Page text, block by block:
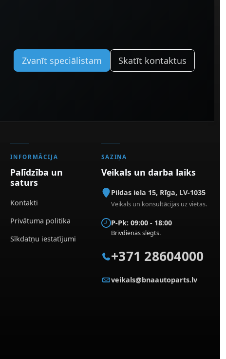
Zvanīt speciālistam Skatīt kontaktus
INFORMĀCIJA
Palīdzība un
saturs
Kontakti
Privātuma politika
Sīkdatņu iestatījumi
SAZIŅA
Veikals un darba laiks
Pildas iela 15, Rīga, LV-1035
Veikals un konsultācijas uz vietas.
P-Pk: 09:00 - 18:00
Brīvdienās slēgts.
+371 28604000
veikals@bnaautoparts.lv